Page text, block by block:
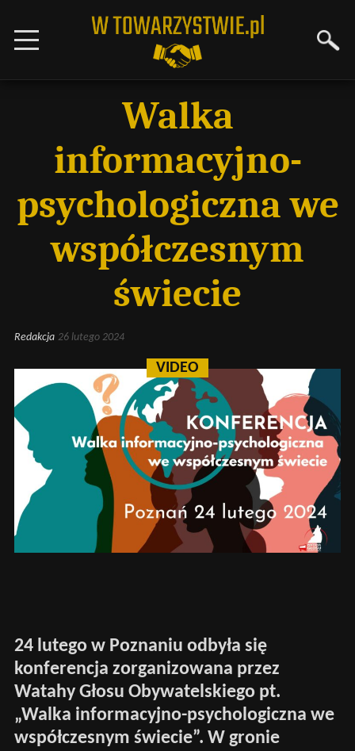
Walka
informacyjno-
psychologiczna we
współczesnym
świecie
Redakcja 26 lutego 2024
VIDEO
24 lutego w Poznaniu odbyła się
konferencja zorganizowana przez
Watahy Głosu Obywatelskiego pt.
„Walka informacyjno-psychologiczna we
współczesnym świecie”. W gronie